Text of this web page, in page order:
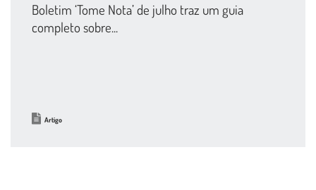
Boletim ‘Tome Nota’ de julho traz um guia
completo sobre...
Artigo